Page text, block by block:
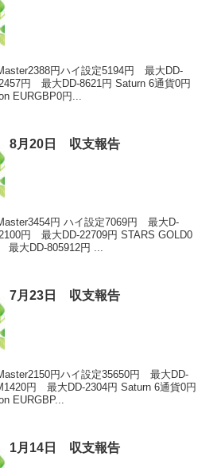
円ハイ設定5194円 最大DD-
円 最大DD-8621円 Saturn 6通貨0円
EURGBP0円...
8月20日 収支報告
円 ハイ設定7069円 最大D-
円 最大DD-22709円 STARS GOLD0
大DD-805912円 ...
7月23日 収支報告
円ハイ設定35650円 最大DD-
円 最大DD-2304円 Saturn 6通貨0円
EURGBP...
1月14日 収支報告